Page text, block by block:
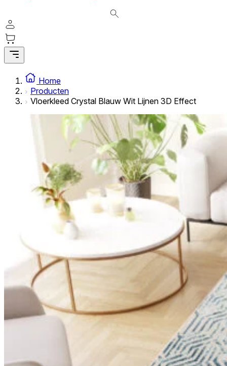
Home
Producten
Vloerkleed Crystal Blauw Wit Lijnen 3D Effect
interessant zijn voor de individuele gebruiker en
Niet-geclassificeerde cookies zijn cookies die in het